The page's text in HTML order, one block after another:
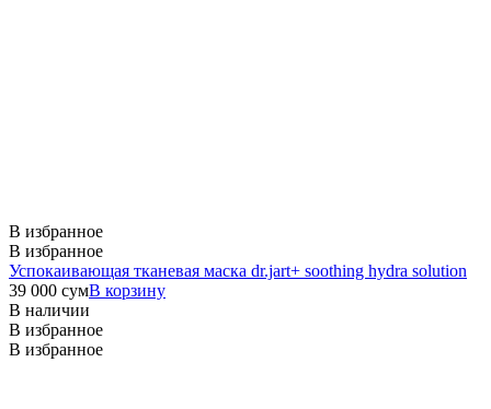
В избранное
В избранное
Успокаивающая тканевая маска dr.jart+ soothing hydra solution
39 000 сумВ корзину
В наличии
В избранное
В избранное